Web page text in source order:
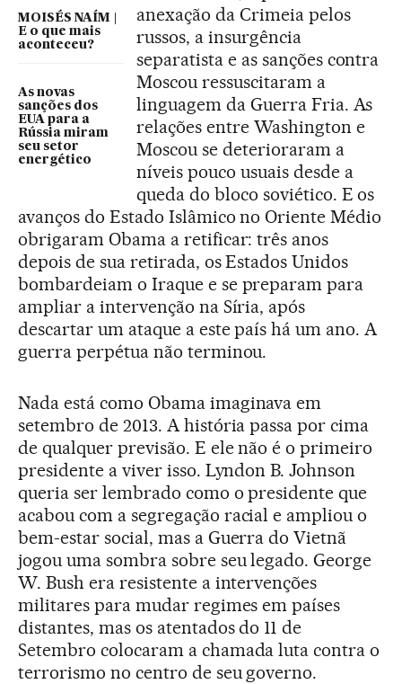
MOISÉS NAÍM |
E o que mais
aconteceu?
As novas
sanções dos
EUA para a
Rússia miram
seu setor
energético
anexação da Crimeia pelos
russos, a insurgência
separatista e as sanções contra
Moscou ressuscitaram a
linguagem da Guerra Fria. As
relações entre Washington e
Moscou se deterioraram a
níveis pouco usuais desde a
queda do bloco soviético. E os
avanços do Estado Islâmico no Oriente Médio
obrigaram Obama a retificar: três anos
depois de sua retirada, os Estados Unidos
bombardeiam o Iraque e se preparam para
ampliar a intervenção na Síria, após
descartar um ataque a este país há um ano. A
guerra perpétua não terminou.
Nada está como Obama imaginava em
setembro de 2013. A história passa por cima
de qualquer previsão. E ele não é o primeiro
presidente a viver isso. Lyndon B. Johnson
queria ser lembrado como o presidente que
acabou com a segregação racial e ampliou o
bem-estar social, mas a Guerra do Vietnã
jogou uma sombra sobre seu legado. George
W. Bush era resistente a intervenções
militares para mudar regimes em países
distantes, mas os atentados do 11 de
Setembro colocaram a chamada luta contra o
terrorismo no centro de seu governo.